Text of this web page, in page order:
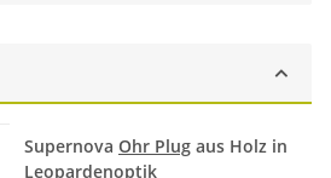
Supernova Ohr Plug aus Holz in
Leopardenoptik